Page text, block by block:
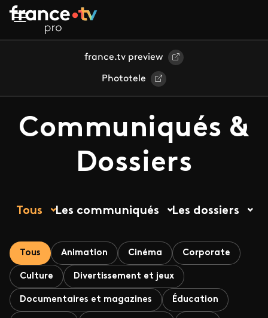
Aller au contenu principal
france.tv preview
Phototele
Communiqués &
Dossiers
Tous Les communiqués Les dossiers
Tous Animation Cinéma Corporate
Culture Divertissement et jeux
Documentaires et magazines Éducation